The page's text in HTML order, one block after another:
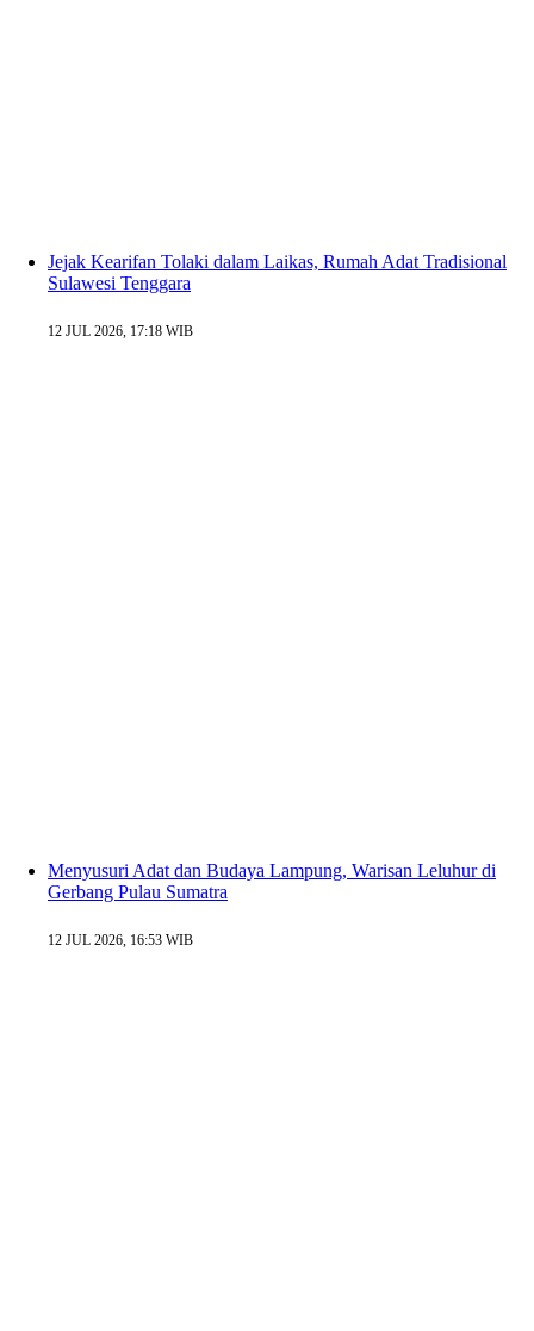
Jejak Kearifan Tolaki dalam Laikas, Rumah Adat Tradisional
Sulawesi Tenggara
12 JUL 2026, 17:18 WIB
Menyusuri Adat dan Budaya Lampung, Warisan Leluhur di
Gerbang Pulau Sumatra
12 JUL 2026, 16:53 WIB